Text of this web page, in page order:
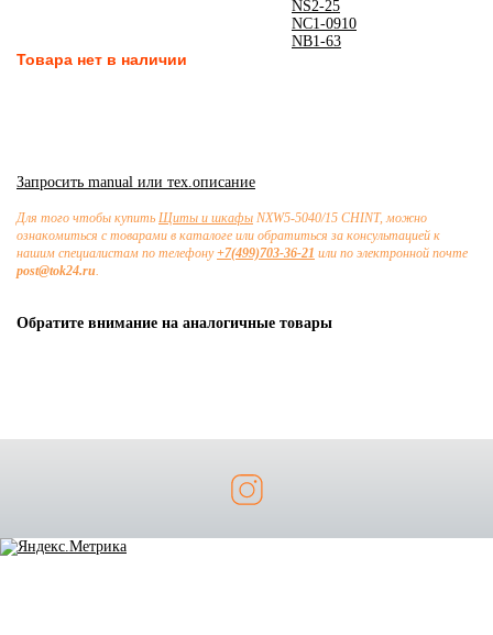
NS2-25
NC1-0910
NB1-63
Товара нет в наличии
Запросить manual или тех.описание
Для того чтобы купить Щиты и шкафы NXW5-5040/15 CHINT, можно
ознакомиться с товарами в каталоге или обратиться за консультацией к
нашим специалистам по телефону+7(499)703-36-21 или по электронной почте
post@tok24.ru.
Обратите внимание на аналогичные товары